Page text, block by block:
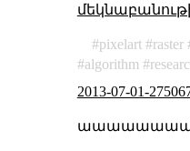
pixelart raster
algorithm
2013-07-01-